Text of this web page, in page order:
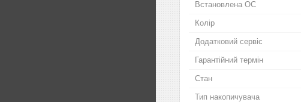
Встановлена ОС
Колір
Додатковий сервіс
Гарантійний термін
Стан
Тип накопичувача